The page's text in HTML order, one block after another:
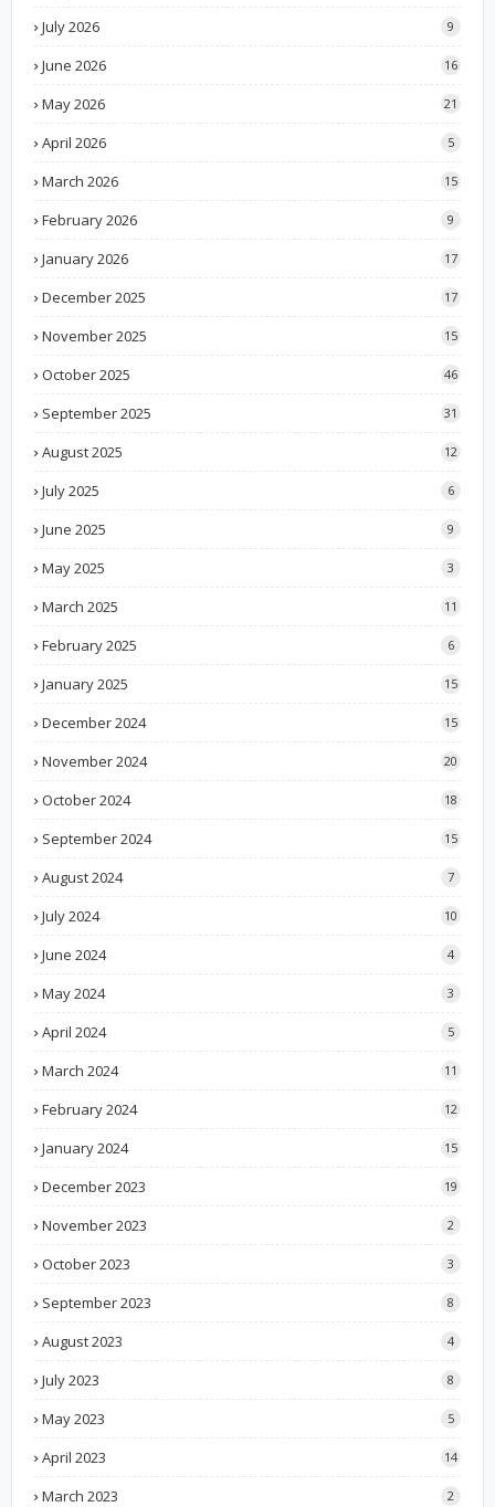
July 2026 9
June 2026 16
May 2026 21
April 2026 5
March 2026 15
February 2026 9
January 2026 17
December 2025 17
November 2025 15
October 2025 46
September 2025 31
August 2025 12
July 2025 6
June 2025 9
May 2025 3
March 2025 11
February 2025 6
January 2025 15
December 2024 15
November 2024 20
October 2024 18
September 2024 15
August 2024 7
July 2024 10
June 2024 4
May 2024 3
April 2024 5
March 2024 11
February 2024 12
January 2024 15
December 2023 19
November 2023 2
October 2023 3
September 2023 8
August 2023 4
July 2023 8
May 2023 5
April 2023 14
March 2023 2